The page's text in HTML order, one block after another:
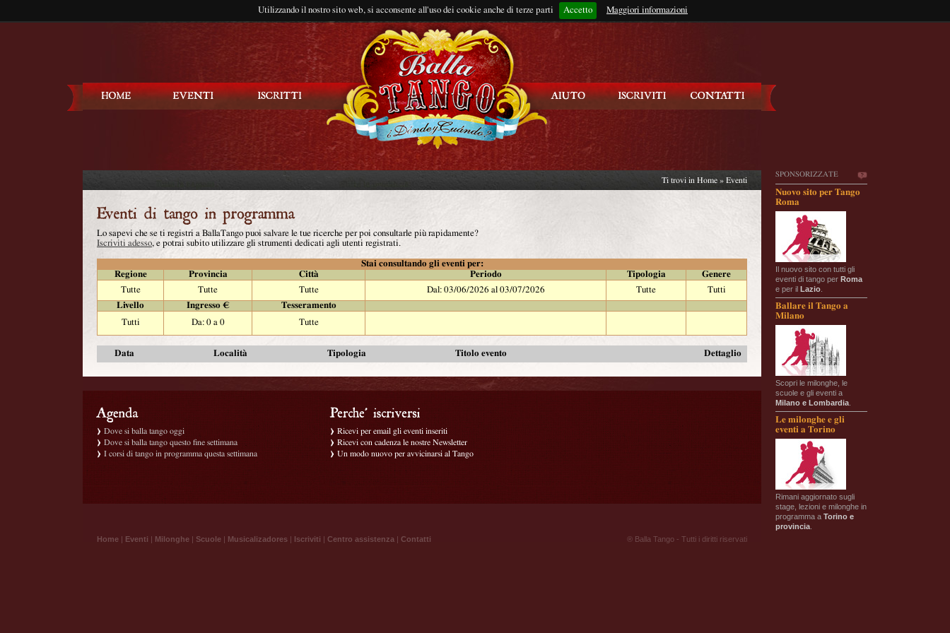
Utilizzando il nostro sito web, si acconsente all'uso dei cookie anche di terze parti Accetto Maggiori informazioni
Rimani connesso?
SPONSORIZZATE
Nuovo sito per Tango
Roma
Il nuovo sito con tutti gli
eventi di tango per Roma
e per il Lazio
Ballare il Tango a
Milano
Scopri le milonghe, le
scuole e gli eventi a
Milano e Lombardia
Le milonghe e gli
eventi a Torino
Rimani aggiornato sugli
stage, lezioni e milonghe in
programma a Torino e
provincia
Ti trovi in Home » Eventi
Lo sapevi che se ti registri a BallaTango puoi salvare le tue ricerche per poi consultarle più rapidamente?
Iscriviti adesso, e potrai subito utilizzare gli strumenti dedicati agli utenti registrati.
Stai consultando gli eventi per:
Regione
Provincia Città Periodo Tipologia
Genere
Tutte
Tutte Tutte Dal: 03/06/2026 al 03/07/2026 Tutte
Tutti
Livello
Ingresso €
Tesseramento
Tutti
Da: 0 a 0 Tutte
Data Località Tipologia Titolo evento Dettaglio
Dove si balla tango oggi
Dove si balla tango questo fine settimana
I corsi di tango in programma questa settimana
Ricevi per email gli eventi inseriti
Ricevi con cadenza le nostre Newsletter
Un modo nuovo per avvicinarsi al Tango
Home | Eventi | Milonghe | Scuole | Musicalizadores | Iscriviti | Centro assistenza | Contatti ® Balla Tango - Tutti i diritti riservati